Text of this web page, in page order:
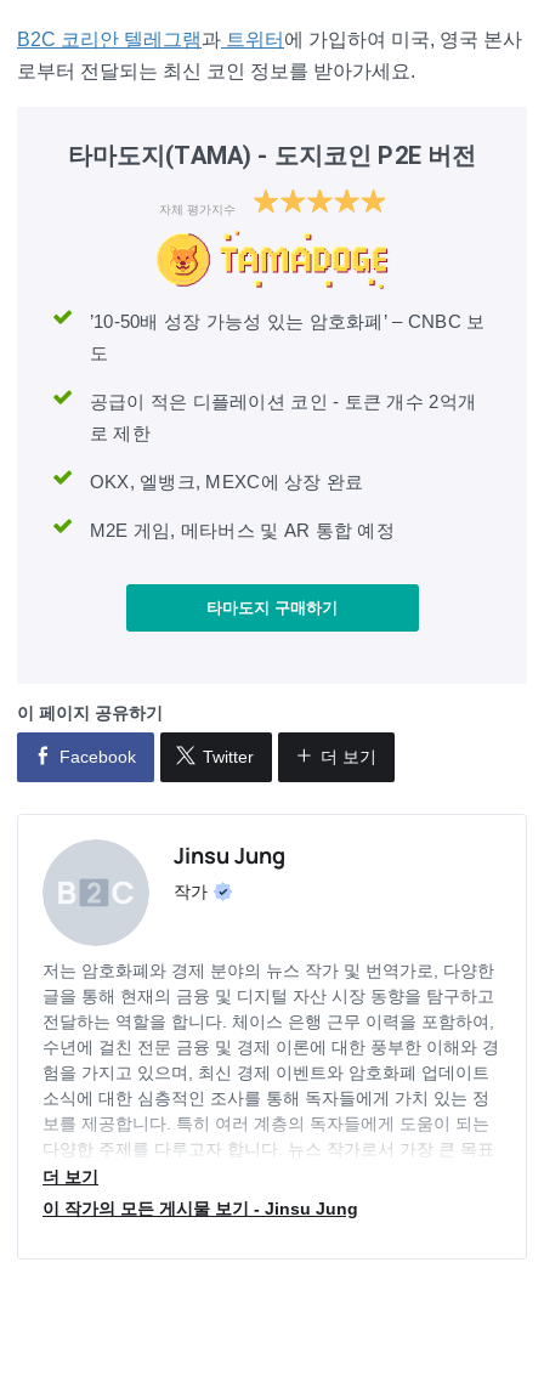
B2C 코리안 텔레그램과 트위터 에 가입하여 미국, 영국 본사
로부터 전달되는 최신 코인 정보를 받아가세요.
타마도지(TAMA) - 도지코인 P2E 버전
자체 평가지수
’10-50배 성장 가능성 있는 암호화폐’ – CNBC 보
도
공급이 적은 디플레이션 코인 - 토큰 개수 2억개
로 제한
OKX, 엘뱅크, MEXC에 상장 완료
M2E 게임, 메타버스 및 AR 통합 예정
타마도지 구매하기
이 페이지 공유하기
Facebook Twitter 더 보기
Jinsu Jung
작가
저는 암호화폐와 경제 분야의 뉴스 작가 및 번역가로, 다양한
글을 통해 현재의 금융 및 디지털 자산 시장 동향을 탐구하고
전달하는 역할을 합니다. 체이스 은행 근무 이력을 포함하여,
수년에 걸친 전문 금융 및 경제 이론에 대한 풍부한 이해와 경
험을 가지고 있으며, 최신 경제 이벤트와 암호화폐 업데이트
소식에 대한 심층적인 조사를 통해 독자들에게 가치 있는 정
보를 제공합니다. 특히 여러 계층의 독자들에게 도움이 되는
다양한 주제를 다루고자 합니다. 뉴스 작가로서 가장 큰 목표
는 독자들에게 도움이 될만한 투명하고 객관적인 정보를 제공
하는 것이며, 다양한 분야의 동향을 지속적으로 파악하며 최
더 보기
이 작가의 모든 게시물 보기 - Jinsu Jung